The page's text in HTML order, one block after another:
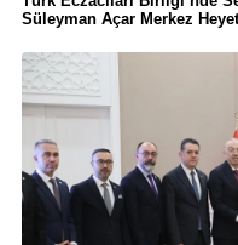
Süleyman Açar Merkez